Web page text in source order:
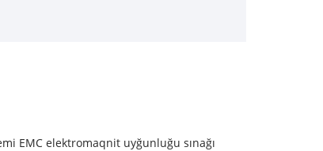
EMC elektromaqnit uyğunluğu sınağı